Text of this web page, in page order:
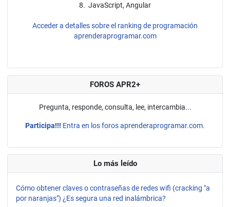
8. JavaScript, Angular
Acceder a detalles sobre el ranking de programación
aprenderaprogramar.com
FOROS APR2+
Pregunta, responde, consulta, lee, intercambia...
Participa!!! Entra en los foros aprenderaprogramar.com.
Lo más leído
Cómo obtener claves o contraseñas de redes wifi (cracking "a
por naranjas") ¿Es segura una red inalámbrica?